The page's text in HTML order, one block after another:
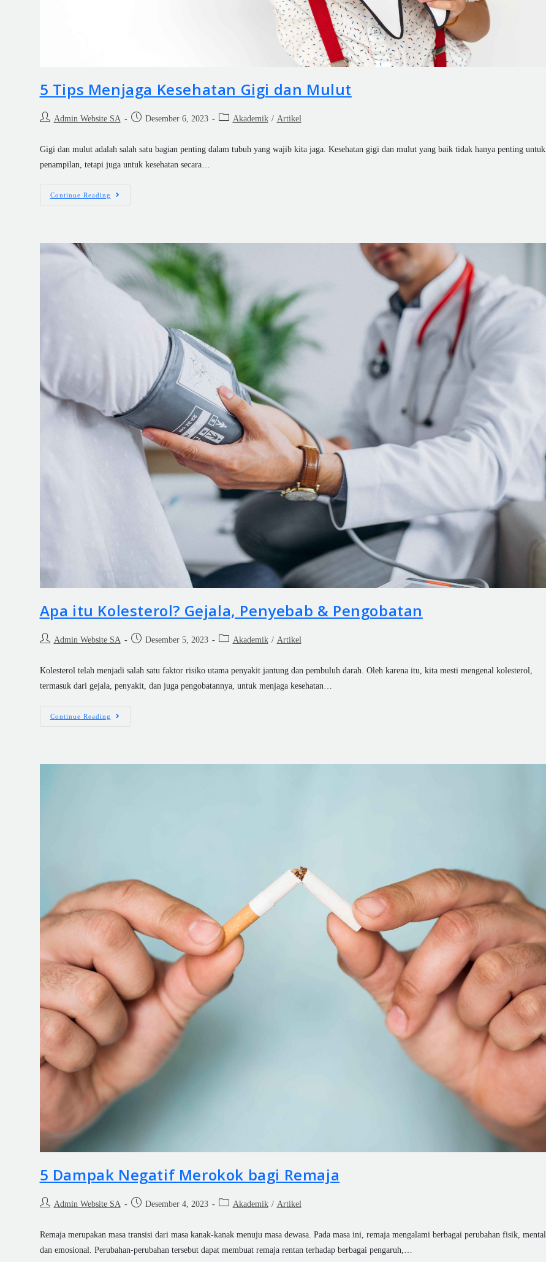
5 Tips Menjaga Kesehatan Gigi dan Mulut
Admin Website SA Desember 6, 2023 Akademik / Artikel
Gigi dan mulut adalah salah satu bagian penting dalam tubuh yang wajib kita jaga. Kesehatan gigi dan mulut yang baik tidak hanya penting untuk
penampilan, tetapi juga untuk kesehatan secara…
Continue Reading
Apa itu Kolesterol? Gejala, Penyebab & Pengobatan
Admin Website SA Desember 5, 2023 Akademik / Artikel
Kolesterol telah menjadi salah satu faktor risiko utama penyakit jantung dan pembuluh darah. Oleh karena itu, kita mesti mengenal kolesterol,
termasuk dari gejala, penyakit, dan juga pengobatannya, untuk menjaga kesehatan…
Continue Reading
5 Dampak Negatif Merokok bagi Remaja
Admin Website SA Desember 4, 2023 Akademik / Artikel
Remaja merupakan masa transisi dari masa kanak-kanak menuju masa dewasa. Pada masa ini, remaja mengalami berbagai perubahan fisik, mental,
dan emosional. Perubahan-perubahan tersebut dapat membuat remaja rentan terhadap berbagai pengaruh,…